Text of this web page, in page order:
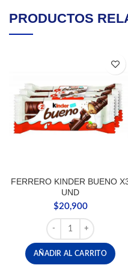
PRODUCTOS
FERRERO KINDER BUENO
UND
$20,900
FERRERO KINDER
AÑADIR AL CARRITO